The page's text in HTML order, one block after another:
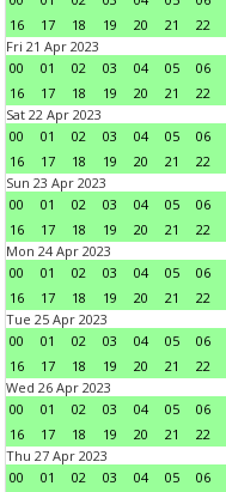
16
17 18 19 20 21 22
Fri 21 Apr 2023
00
01 02 03 04 05 06
16
17 18 19 20 21 22
Sat 22 Apr 2023
00
01 02 03 04 05 06
16
17 18 19 20 21 22
Sun 23 Apr 2023
00
01 02 03 04 05 06
16
17 18 19 20 21 22
Mon 24 Apr 2023
00
01 02 03 04 05 06
16
17 18 19 20 21 22
Tue 25 Apr 2023
00
01 02 03 04 05 06
16
17 18 19 20 21 22
Wed 26 Apr 2023
00
01 02 03 04 05 06
16
17 18 19 20 21 22
Thu 27 Apr 2023
00
01 02 03 04 05 06